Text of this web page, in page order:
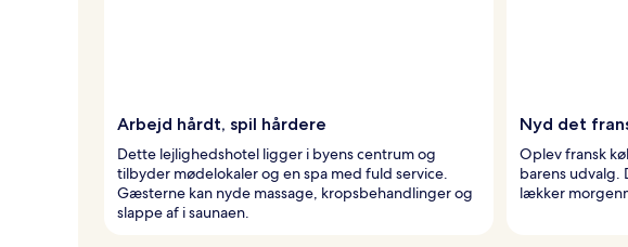
Arbejd hårdt, spil hårdere
Dette lejlighedshotel ligger i byens centrum og
tilbyder mødelokaler og en spa med fuld service.
Gæsterne kan nyde massage, kropsbehandlinger og
slappe af i saunaen.
Nyd det
Oplev fransk
barens udvalg.
lækker